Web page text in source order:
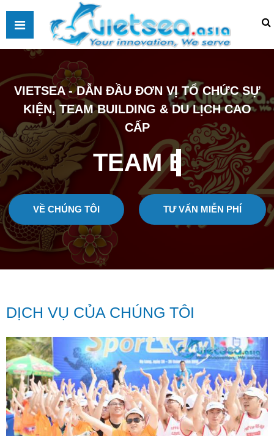
VIETSEA - DẪN ĐẦU ĐƠN VỊ TỔ CHỨC SỰ
KIỆN, TEAM BUILDING & DU LỊCH CAO
CẤP
TEAM BUILDING
VỀ CHÚNG TÔI TƯ VẤN MIỄN PHÍ
DỊCH VỤ CỦA CHÚNG TÔI